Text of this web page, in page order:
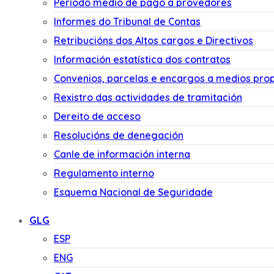
Período medio de pago a provedores
Informes do Tribunal de Contas
Retribucións dos Altos cargos e Directivos
Información estatística dos contratos
Convenios, parcelas e encargos a medios
Rexistro das actividades de tramitación
Dereito de acceso
Resolucións de denegación
Canle de información interna
Regulamento interno
Esquema Nacional de Seguridade
GLG
ESP
ENG